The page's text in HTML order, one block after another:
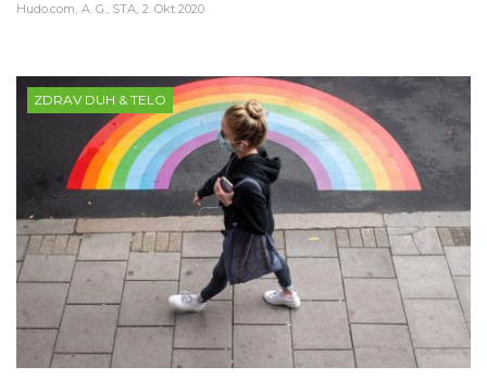
Hudo.com A. G., STA 2. Okt 2020
ZDRAV DUH & TELO